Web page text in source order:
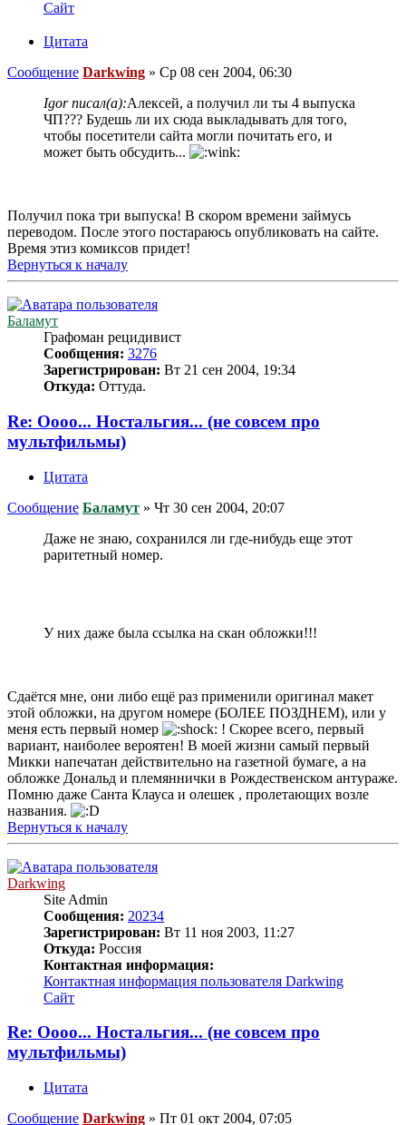
Сайт
Цитата
Сообщение Darkwing » Ср 08 сен 2004, 06:30
Igor писал(а):Алексей, а получил ли ты 4 выпуска
ЧП??? Будешь ли их сюда выкладывать для того,
чтобы посетители сайта могли почитать его, и
может быть обсудить...
Получил пока три выпуска! В скором времени займусь
переводом. После этого постараюсь опубликовать на сайте.
Время этиз комиксов придет!
Вернуться к началу
Баламут
Графоман рецидивист
Сообщения: 3276
Зарегистрирован: Вт 21 сен 2004, 19:34
Откуда: Оттуда.
Re: Оооо... Ностальгия... (не совсем про
мультфильмы)
Цитата
Сообщение Баламут » Чт 30 сен 2004, 20:07
Даже не знаю, сохранился ли где-нибудь еще этот
раритетный номер.
У них даже была ссылка на скан обложки!!!
Сдаётся мне, они либо ещё раз применили оригинал макет
этой обложки, на другом номере (БОЛЕЕ ПОЗДНЕМ), или у
меня есть первый номер
! Скорее всего, первый
вариант, наиболее вероятен! В моей жизни самый первый
Микки напечатан действительно на газетной бумаге, а на
обложке Дональд и племяннички в Рождественском антураже.
Помню даже Санта Клауса и олешек , пролетающих возле
названия.
Вернуться к началу
Darkwing
Site Admin
Сообщения: 20234
Зарегистрирован: Вт 11 ноя 2003, 11:27
Откуда: Россия
Контактная информация:
Контактная информация пользователя Darkwing
Сайт
Re: Оооо... Ностальгия... (не совсем про
мультфильмы)
Цитата
Сообщение Darkwing » Пт 01 окт 2004, 07:05